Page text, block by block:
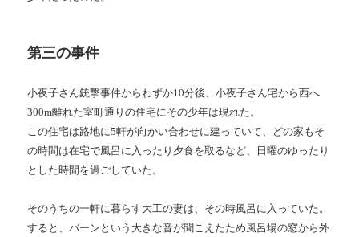
第三の事件
小夜子さん銃撃事件からわずか10分後、小夜子さん宅から西へ
300m離れた室町通りの住宅にその少年は現れた。
この住宅は路地に5軒が向かい合わせに建っていて、どの家もそ
の時間は在宅で風呂に入ったり夕食を取るなど、日曜のゆったり
とした時間を過ごしていた。
そのうちの一軒に暮らす大工の妻は、その時風呂に入っていた。
すると、バーンという大きな音が聞こえたため風呂場の窓から外